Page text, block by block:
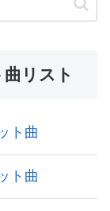
リスト
ト曲
ト曲